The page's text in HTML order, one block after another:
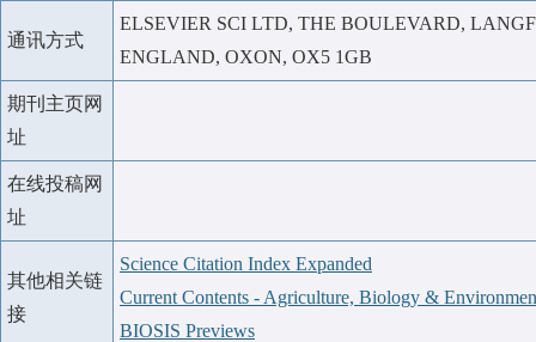
通讯方式
ELSEVIER SCI LTD, THE BOULEVARD,
ENGLAND, OXON, OX5 1GB
期刊主页网
址
在线投稿网
址
其他相关链
接
Science Citation Index Expanded
Current Contents - Agriculture, Biology &
BIOSIS Previews